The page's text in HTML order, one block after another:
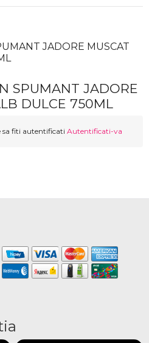
JADORE MUSCAT
SPUMANT JADORE
DULCE 750ML
sa fiti autentificati Autentificati-va